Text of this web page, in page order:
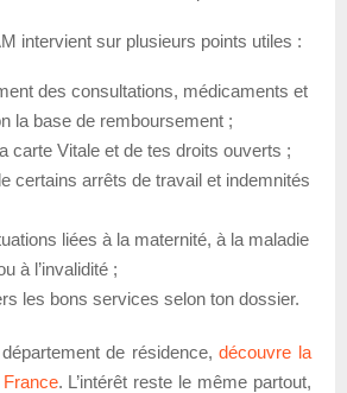
intervient sur plusieurs points utiles :
des consultations, médicaments et
la base de remboursement ;
carte Vitale et de tes droits ouverts ;
certains arrêts de travail et indemnités
liées à la maternité, à la maladie
à l’invalidité ;
les bons services selon ton dossier.
de résidence,découvre la
. L’intérêt reste le même partout,